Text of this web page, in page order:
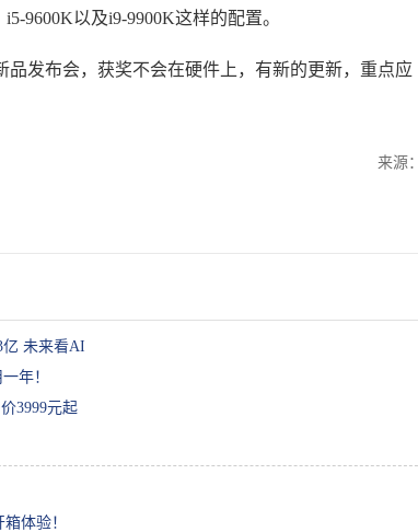
9600K以及i9-9900K这样的配置。
品发布会，获奖不会在硬件上，有新的更新，重点应
来源：
亿 未来看AI
年！
3999元起
体验！